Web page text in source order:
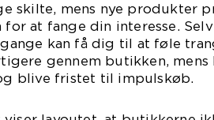
skilte, mens nye produkter
for at fange din interesse.
gange kan få dig til at føle
gennem butikken,
blive fristet til impulskøb.